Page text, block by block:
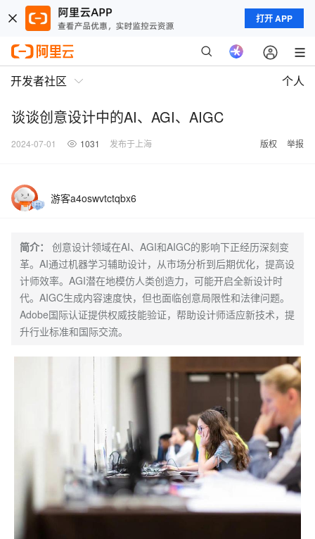
打开 APP
开发者社区 个人
谈谈创意设计中的AI、AGI、AIGC
2024-07-01 1031 发布于上海 版权 举报
游客a4oswvtctqbx6
简介：
创意设计领域在AI、AGI和AIGC的影响下正经历深刻变
革。AI通过机器学习辅助设计，从市场分析到后期优化，提高设
计师效率。AGI潜在地模仿人类创造力，可能开启全新设计时
代。AIGC生成内容速度快，但也面临创意局限性和法律问题。
Adobe国际认证提供权威技能验证，帮助设计师适应新技术，提
升行业标准和国际交流。